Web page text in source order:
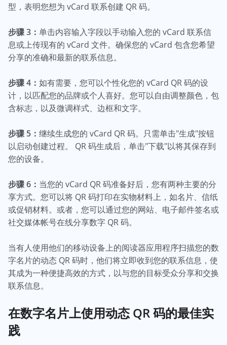
型，表明您想为 vCard 联系创建 QR 码。
步骤 3： 单击内容输入字段以手动输入您的 vCard 联系信
息或上传现有的 vCard 文件。确保您的 vCard 包含您希望
分享的准确和最新的联系信息。
步骤 4： 如有需要，您可以个性化您的 vCard QR 码的设
计，以匹配您的品牌或个人喜好。您可以自由调整颜色，包
含标志，以及微调样式、边框和文字。
步骤 5： 继续生成您的 vCard QR 码。只需单击"生成"按钮
以启动创建过程。 QR 码生成后，单击"下载"以将其保存到
您的设备。
步骤 6： 当您的 vCard QR 码准备好后，您有两种主要的分
享方式。您可以将 QR 码打印在实物材料上，如名片、信纸
或促销材料。或者，您可以通过您的网站、电子邮件签名或
社交媒体帐号在线分享数字 QR 码。
当有人使用他们的移动设备上的阅读器应用程序扫描您的数
字名片的动态 QR 码时，他们将立即收到您的联系信息，使
其成为一种便捷高效的方式，以与您的目标受众分享和交换
联系信息。
在数字名片上使用动态 QR 码的最佳实
践